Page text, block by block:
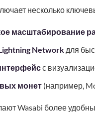
несколько
масштабирование
Networkдля
с
монет(например,
Wasabi более